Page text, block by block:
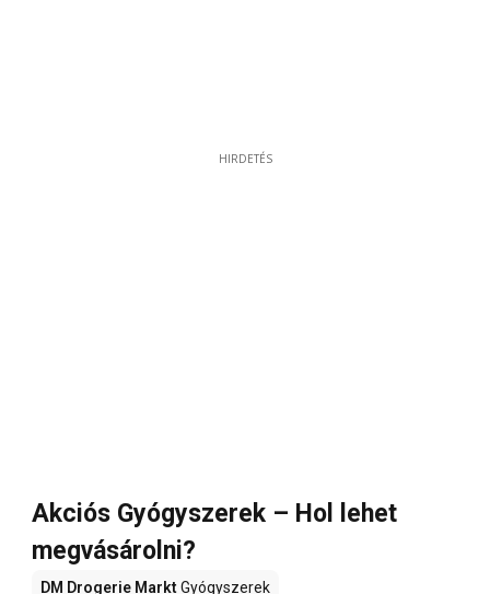
HIRDETÉS
Akciós Gyógyszerek – Hol lehet
megvásárolni?
DM Drogerie MarktGyógyszerek